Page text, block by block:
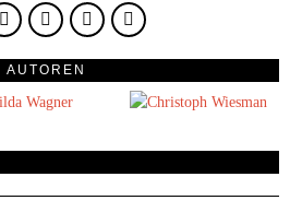
AUTOREN